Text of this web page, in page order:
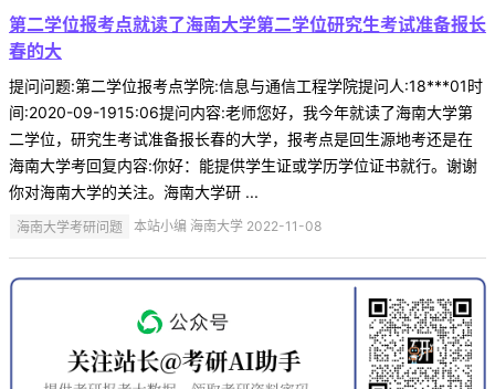
第二学位报考点就读了海南大学第二学位研究生考试准备报长
春的大
提问问题:第二学位报考点学院:信息与通信工程学院提问人:18***01时
间:2020-09-1915:06提问内容:老师您好，我今年就读了海南大学第
二学位，研究生考试准备报长春的大学，报考点是回生源地考还是在
海南大学考回复内容:你好：能提供学生证或学历学位证书就行。谢谢
你对海南大学的关注。海南大学研 ...
海南大学考研问题 本站小编 海南大学 2022-11-08